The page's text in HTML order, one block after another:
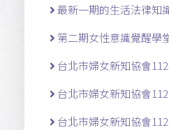
最新一期的生活法律知
第二期女性意識覺醒學
台北市婦女新知協會
台北市婦女新知協會
台北市婦女新知協會